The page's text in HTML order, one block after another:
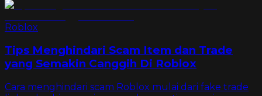
Roblox
Tips Menghindari Scam Item dan Trade
yang Semakin Canggih Di Roblox
Cara menghindari scam Roblox mulai dari fake trade